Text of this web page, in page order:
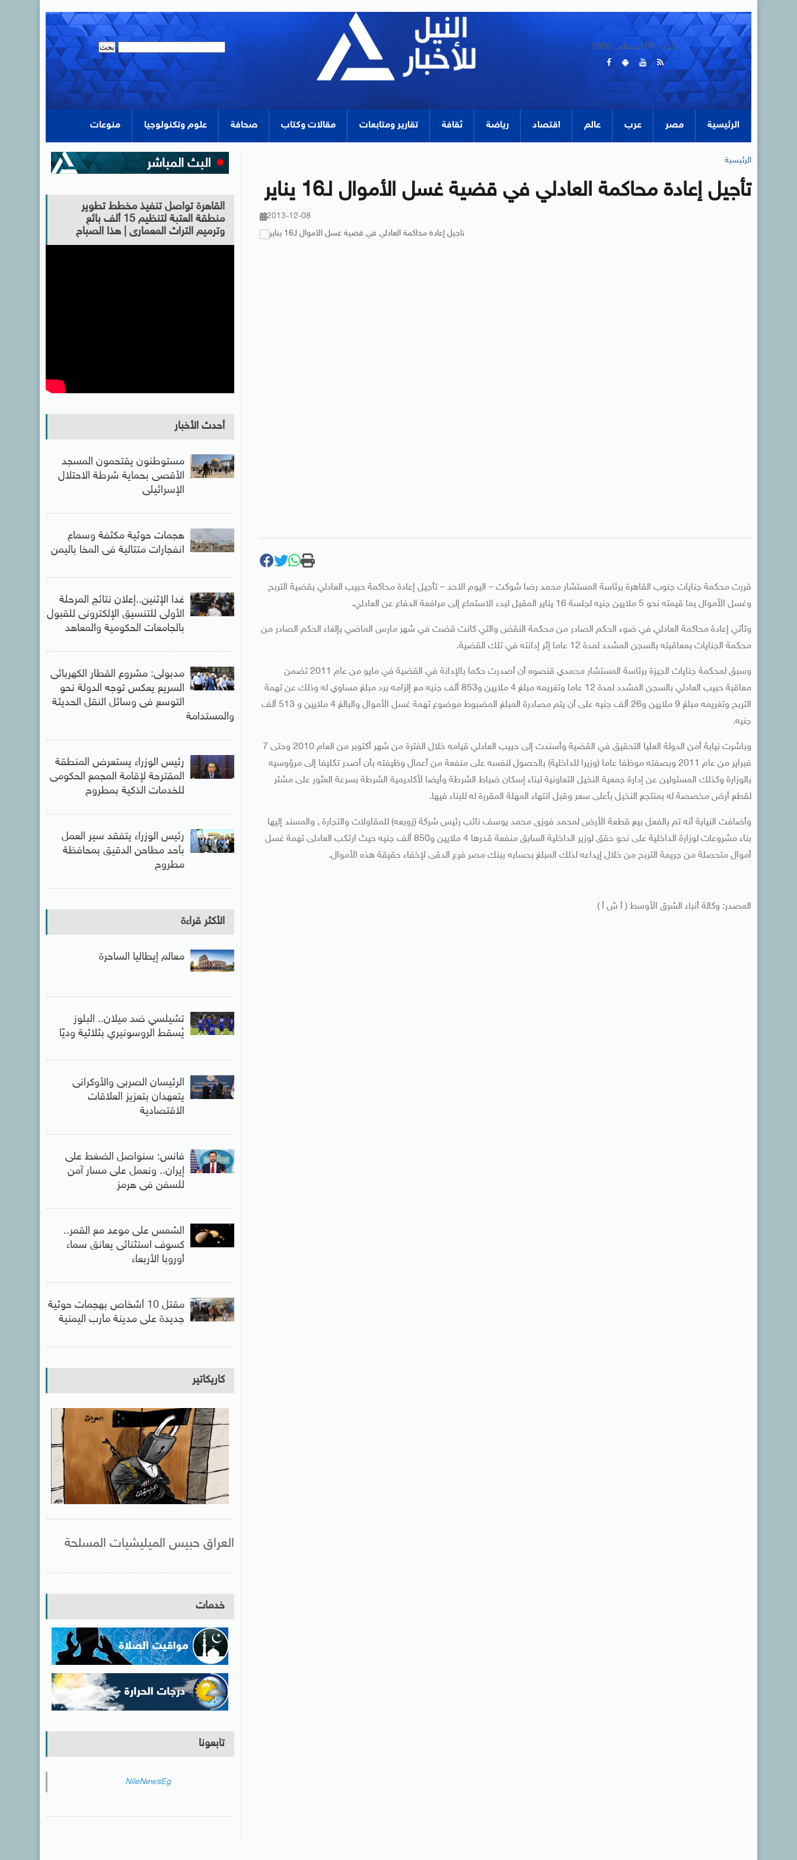
الأحد - 09 أغسطس 2026
الرئيسية مصر عرب عالم اقتصاد رياضة ثقافة تقارير ومتابعات مقالات وكتاب صحافة علوم وتكنولوجيا منوعات
الرئيسية
تأجيل إعادة محاكمة العادلي في قضية غسل الأموال لـ16 يناير
2013-12-08
قررت محكمة جنايات جنوب القاهرة برئاسة المستشار محمد رضا شوكت – اليوم الاحد – تأجيل إعادة محاكمة حبيب العادلي بقضية التربح
وغسل الأموال بما قيمته نحو 5 ملايين جنيه لجلسة 16 يناير المقبل لبدء الاستماع إلى مرافعة الدفاع عن العادلي.
وتأتي إعادة محاكمة العادلي في ضوء الحكم الصادر من محكمة النقض والتي كانت قضت في شهر مارس الماضي بإلغاء الحكم الصادر من
محكمة الجنايات بمعاقبته بالسجن المشدد لمدة 12 عاما إثر إدانته في تلك القضية.
وسبق لمحكمة جنايات الجيزة برئاسة المستشار محمدي قنصوه أن أصدرت حكما بالإدانة في القضية في مايو من عام 2011 تضمن
معاقبة حبيب العادلي بالسجن المشدد لمدة 12 عاما وتغريمه مبلغ 4 ملايين و853 ألف جنيه مع إلزامه برد مبلغ مساوي له وذلك عن تهمة
التربح وتغريمه مبلغ 9 ملايين و26 ألف جنيه على أن يتم مصادرة المبلغ المضبوط موضوع تهمة غسل الأموال والبالغ 4 ملايين و 513 ألف
جنيه.
وباشرت نيابة أمن الدولة العليا التحقيق في القضية وأسندت إلى حبيب العادلي قيامه خلال الفترة من شهر أكتوبر من العام 2010 وحتى 7
فبراير من عام 2011 وبصفته موظفا عاما (وزيرا للداخلية) بالحصول لنفسه على منفعة من أعمال وظيفته بأن أصدر تكليفا إلى مرؤوسيه
بالوزارة وكذلك المسئولين عن إدارة جمعية النخيل التعاونية لبناء إسكان ضباط الشرطة وأيضا لأكاديمية الشرطة بسرعة العثور على مشتر
لقطع أرض مخصصة له بمنتجع النخيل بأعلى سعر وقبل انتهاء المهلة المقررة له للبناء فيها.
وأضافت النيابة أنه تم بالفعل بيع قطعة الأرض لمحمد فوزى محمد يوسف نائب رئيس شركة (زوبعه) للمقاولات والتجارة , والمسند إليها
بناء مشروعات لوزارة الداخلية على نحو حقق لوزير الداخلية السابق منفعة قدرها 4 ملايين و850 ألف جنيه حيث ارتكب العادلى تهمة غسل
أموال متحصلة من جريمة التربح من خلال إيداعه لذلك المبلغ بحسابه ببنك مصر فرع الدقى لإخفاء حقيقة هذه الأموال.
المصدر: وكالة أنباء الشرق الأوسط ( أ ش أ )
القاهرة تواصل تنفيذ مخطط تطوير
منطقة العتبة لتنظيم 15 ألف بائع
وترميم التراث المعمارى | هذا الصباح
أحدث الأخبار
مستوطنون يقتحمون المسجد
الأقصى بحماية شرطة الاحتلال
الإسرائيلى
هجمات حوثية مكثفة وسماع
انفجارات متتالية فى المخا باليمن
غدا الإثنين..إعلان نتائج المرحلة
الأولى للتنسيق الإلكترونى للقبول
بالجامعات الحكومية والمعاهد
مدبولى: مشروع القطار الكهربائى
السريع يعكس توجه الدولة نحو
التوسع فى وسائل النقل الحديثة
والمستدامة
رئيس الوزراء يستعرض المنطقة
المقترحة لإقامة المجمع الحكومى
للخدمات الذكية بمطروح
رئيس الوزراء يتفقد سير العمل
بأحد مطاحن الدقيق بمحافظة
مطروح
الأكثر قراءة
معالم إيطاليا الساحرة
تشيلسي ضد ميلان.. البلوز
يُسقط الروسونيري بثلاثية وديًا
الرئيسان الصربى والأوكرانى
يتعهدان بتعزيز العلاقات
الاقتصادية
فانس: سنواصل الضغط على
إيران.. ونعمل على مسار آمن
للسفن فى هرمز
الشمس على موعد مع القمر..
كسوف استثنائى يعانق سماء
أوروبا الأربعاء
مقتل 10 أشخاص بهجمات حوثية
جديدة على مدينة مأرب اليمنية
كاريكاتير
العراق حبيس الميليشيات المسلحة
خدمات
تابعونا
NileNewsEg